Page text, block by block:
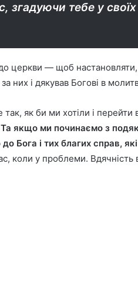
згадуючи тебе у своїх
церкви — щоб настановляти,
них і дякував Богові в
як би ми хотіли і перейти
Та якщо ми починаємо з
Бога і тих благих справ,
коли у проблеми. Вдячність